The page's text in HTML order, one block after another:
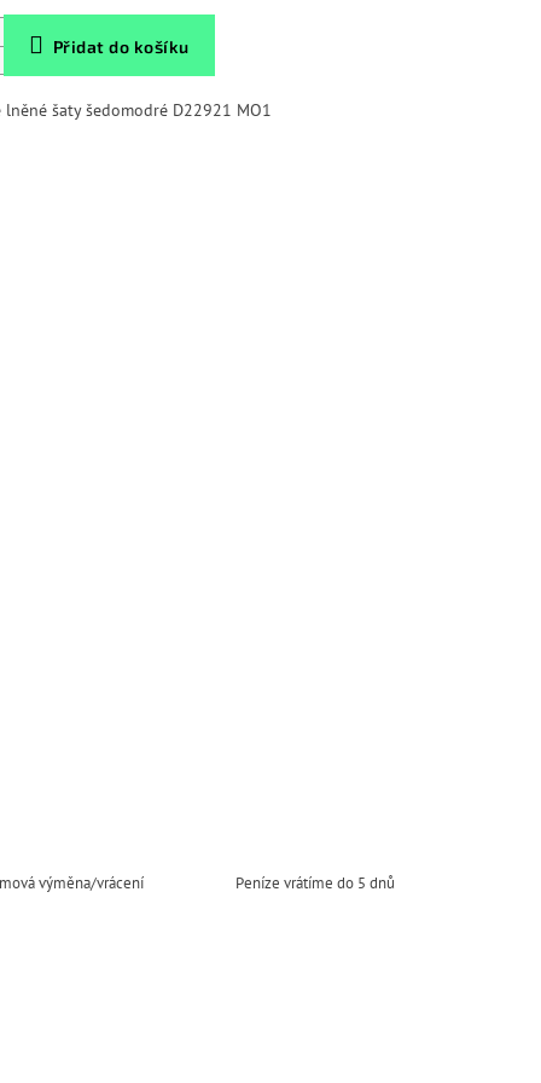
Přidat do košíku
lněné šaty šedomodré D22921 MO1
výměna/vrácení Peníze vrátíme do 5 dnů